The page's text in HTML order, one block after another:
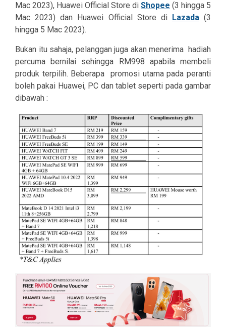
Mac 2023), Huawei Official Store di Shopee (3 hingga 5
Mac 2023) dan
Huawei Official Store di Lazada(3
hingga 5 Mac 2023).
Bukan itu sahaja, pelanggan juga akan menerima hadiah
percuma bernilai sehingga RM998 apabila membeli
produk terpilih. Beberapa promosi utama pada peranti
boleh pakai Huawei, PC dan tablet seperti pada gambar
dibawah :